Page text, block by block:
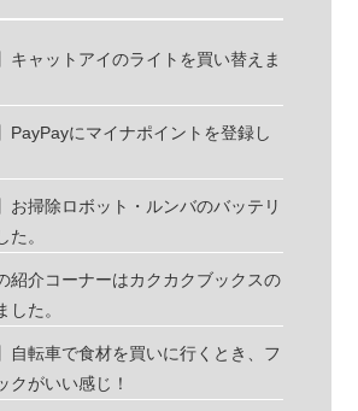
キャットアイのライトを買い替えま
PayPayにマイナポイントを登録し
お掃除ロボット・ルンバのバッテリ
た。
紹介コーナーはカクカクブックスの
した。
自転車で食材を買いに行くとき、フ
クがいい感じ！